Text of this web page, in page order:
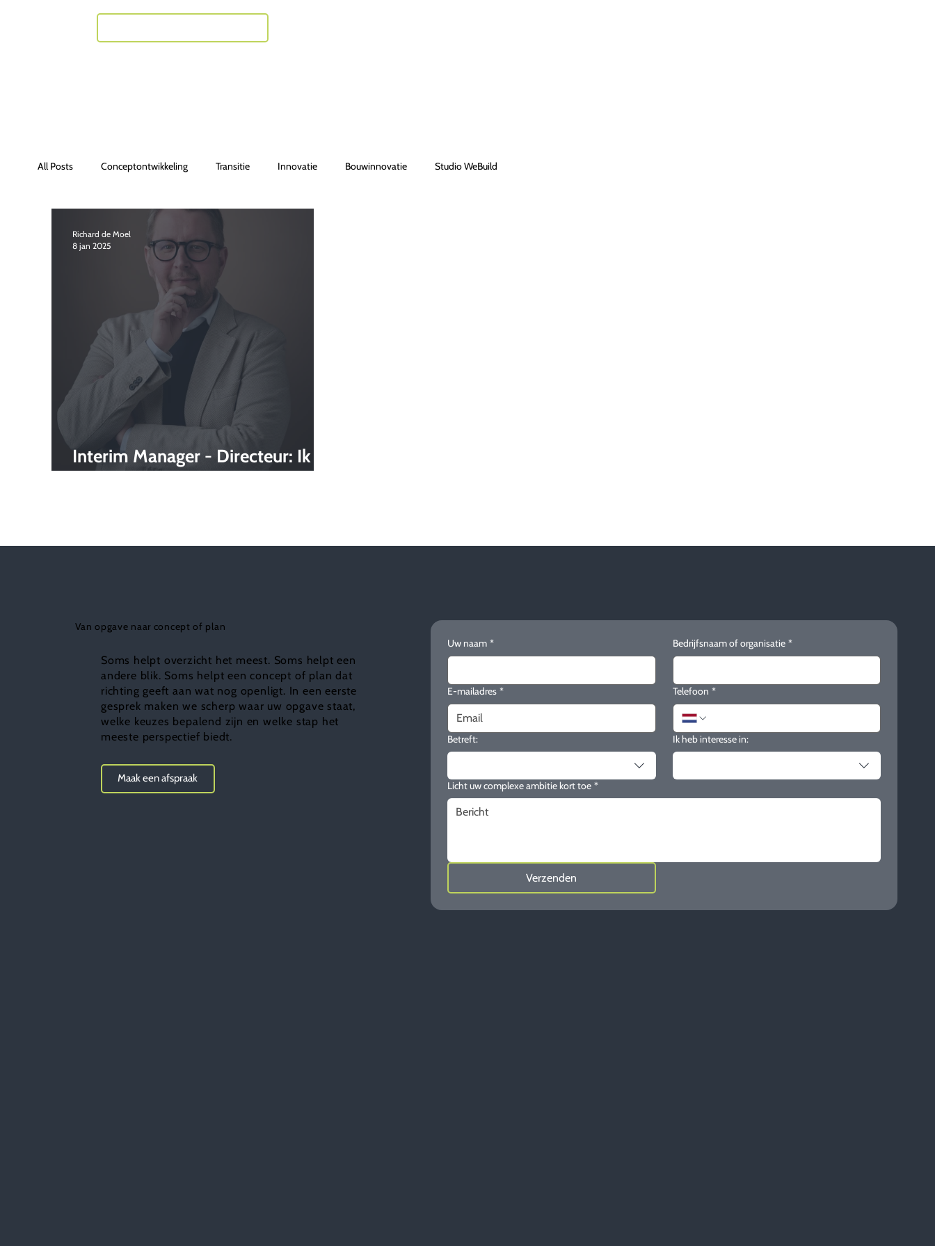
All Posts Conceptontwikkeling Transitie Innovatie Bouwinnovatie Studio WeBuild
Interim Manager - Directeur: Ik
ben Richard de Moel
Richard de Moel
8 jan 2025
Van opgave naar concept of plan
Soms helpt overzicht het meest. Soms helpt een
andere blik. Soms helpt een concept of plan dat
richting geeft aan wat nog openligt. In een eerste
gesprek maken we scherp waar uw opgave staat,
welke keuzes bepalend zijn en welke stap het
meeste perspectief biedt.
Maak een afspraak
Uw naam * Bedrijfsnaam of organisatie *
E-mailadres * Telefoon *
Betreft: Ik heb interesse in:
Licht uw complexe ambitie kort toe *
Verzenden